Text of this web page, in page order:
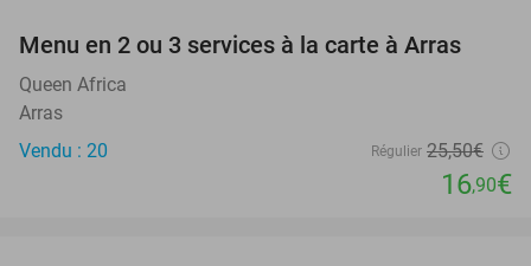
34%
Menu en 2 ou 3 services à la carte à Arras
Queen Africa
Arras
Vendu : 20
Régulier 25,50€
16,90€